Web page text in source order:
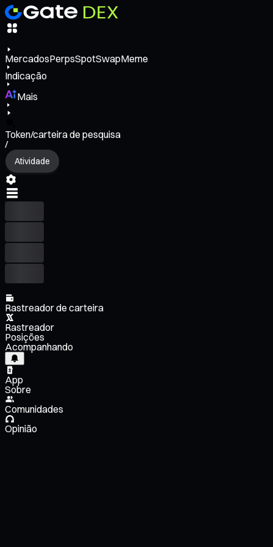
MercadosPerpsSpotSwapMeme
Indicação
Mais
Token/carteira de pesquisa
/
Atividade
Rastreador de carteira
Rastreador
Posições
Acompanhando
App
Sobre
Comunidades
Opinião